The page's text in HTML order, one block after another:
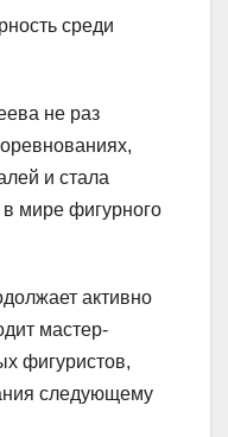
среди
не раз
и стала
мире фигурного
активно
мастер-
фигуристов,
следующему